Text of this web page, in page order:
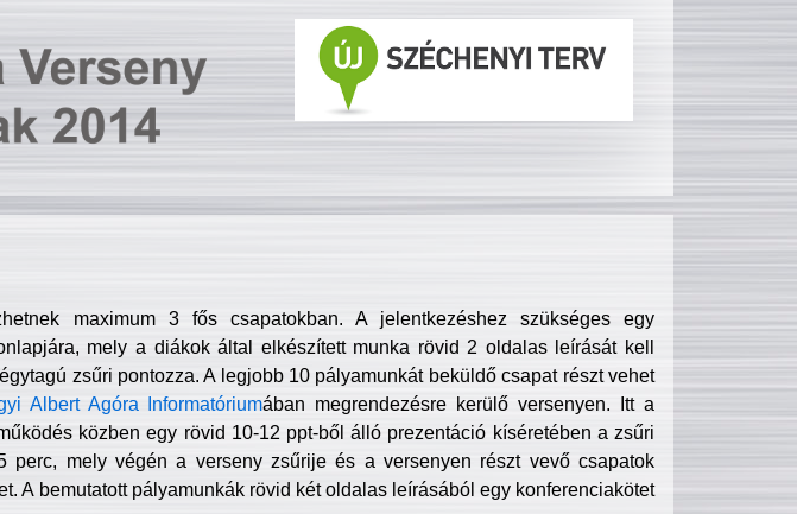
maximum 3 fős csapatokban. A jelentkezéshez szükséges egy
mely a diákok által elkészített munka rövid 2 oldalas leírását kell
zsűri pontozza. A legjobb 10 pályamunkát beküldő csapat részt vehet
Albert Agóra Informatóriumában megrendezésre kerülő versenyen. Itt a
közben egy rövid 10-12 ppt-ből álló prezentáció kíséretében a zsűri
perc, mely végén a verseny zsűrije és a versenyen részt vevő csapatok
A bemutatott pályamunkák rövid két oldalas leírásából egy konferenciakötet